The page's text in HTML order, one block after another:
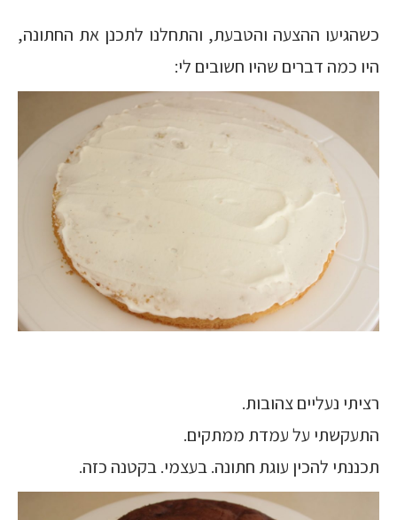
כשהגיעו ההצעה והטבעת, והתחלנו לתכנן את החתונה,
היו כמה דברים שהיו חשובים לי:
רציתי נעליים צהובות.
התעקשתי על עמדת ממתקים.
תכננתי להכין עוגת חתונה. בעצמי. בקטנה כזה.